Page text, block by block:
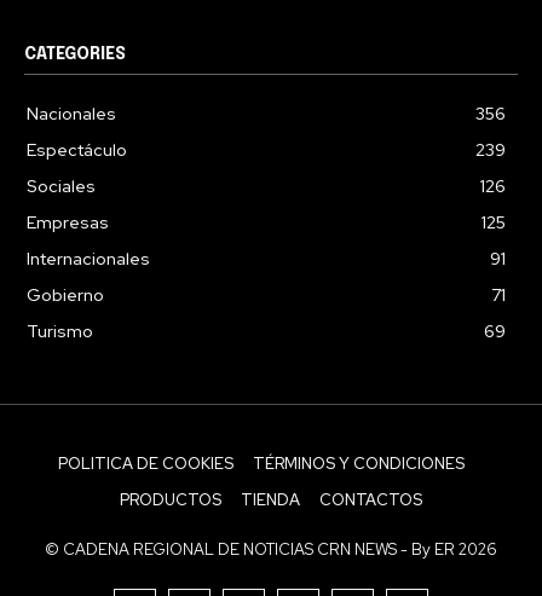
CATEGORIES
Nacionales
356
Espectáculo
239
Sociales
126
Empresas
125
Internacionales
91
Gobierno
71
Turismo
69
POLITICA DE COOKIES
TÉRMINOS Y CONDICIONES
PRODUCTOS
TIENDA CONTACTOS
© CADENA REGIONAL DE NOTICIAS CRN NEWS - By ER 2026